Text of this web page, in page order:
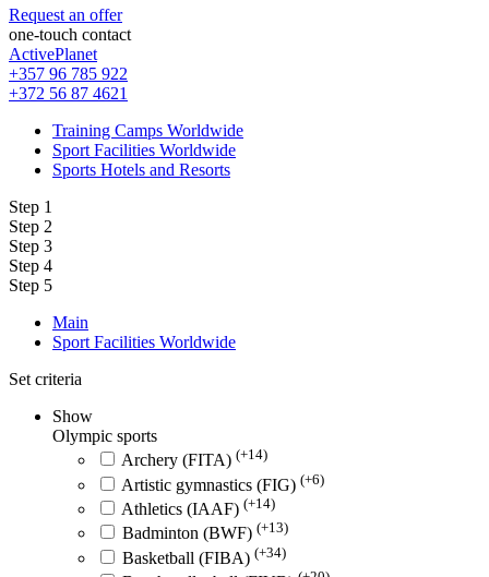
Request an offer
one-touch contact
ActivePlanet
+357 96 785 922
+372 56 87 4621
Training Camps Worldwide
Sport Facilities Worldwide
Sports Hotels and Resorts
Step 1
Step 2
Step 3
Step 4
Step 5
Main
Sport Facilities Worldwide
Set criteria
Show
Olympic sports
Archery (FITA) (+14)
Artistic gymnastics (FIG) (+6)
Athletics (IAAF) (+14)
Badminton (BWF) (+13)
Basketball (FIBA) (+34)